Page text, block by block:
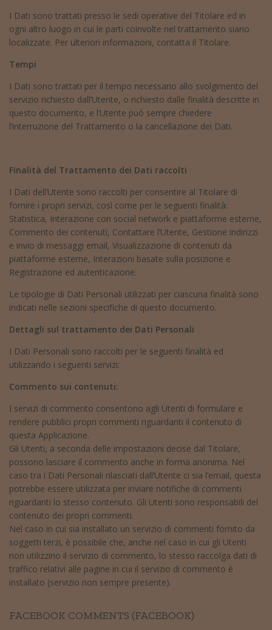
I Dati sono trattati presso le sedi operative del Titolare ed in
ogni altro luogo in cui le parti coinvolte nel trattamento siano
localizzate. Per ulteriori informazioni, contatta il Titolare.
Tempi
I Dati sono trattati per il tempo necessario allo svolgimento del
servizio richiesto dall’Utente, o richiesto dalle finalità descritte in
questo documento, e l’Utente può sempre chiedere
l’interruzione del Trattamento o la cancellazione dei Dati.
Finalità del Trattamento dei Dati raccolti
I Dati dell’Utente sono raccolti per consentire al Titolare di
fornire i propri servizi, così come per le seguenti finalità:
Statistica, Interazione con social network e piattaforme esterne,
Commento dei contenuti, Contattare l’Utente, Gestione indirizzi
e invio di messaggi email, Visualizzazione di contenuti da
piattaforme esterne, Interazioni basate sulla posizione e
Registrazione ed autenticazione.
Le tipologie di Dati Personali utilizzati per ciascuna finalità sono
indicati nelle sezioni specifiche di questo documento.
Dettagli sul trattamento dei Dati Personali
I Dati Personali sono raccolti per le seguenti finalità ed
utilizzando i seguenti servizi:
Commento sui contenuti:
I servizi di commento consentono agli Utenti di formulare e
rendere pubblici propri commenti riguardanti il contenuto di
questa Applicazione.
Gli Utenti, a seconda delle impostazioni decise dal Titolare,
possono lasciare il commento anche in forma anonima. Nel
caso tra i Dati Personali rilasciati dall’Utente ci sia l’email, questa
potrebbe essere utilizzata per inviare notifiche di commenti
riguardanti lo stesso contenuto. Gli Utenti sono responsabili del
contenuto dei propri commenti.
Nel caso in cui sia installato un servizio di commenti fornito da
soggetti terzi, è possibile che, anche nel caso in cui gli Utenti
non utilizzino il servizio di commento, lo stesso raccolga dati di
traffico relativi alle pagine in cui il servizio di commento è
installato (servizio non sempre presente).
FACEBOOK COMMENTS (FACEBOOK)